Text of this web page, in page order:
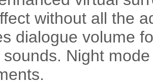
without all the
dialogue volume
Night